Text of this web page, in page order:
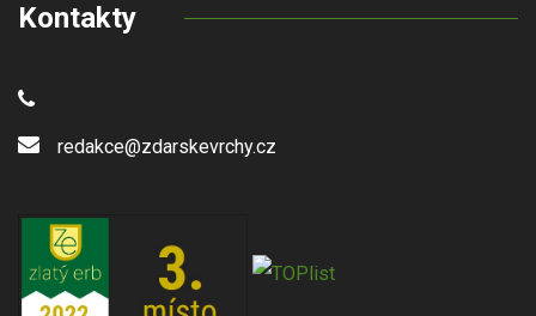
Kontakty
redakce@zdarskevrchy.cz